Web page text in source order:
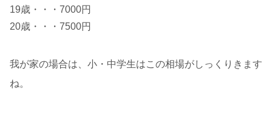
19歳・・・7000円
20歳・・・7500円
我が家の場合は、小・中学生はこの相場がしっくりきます
ね。